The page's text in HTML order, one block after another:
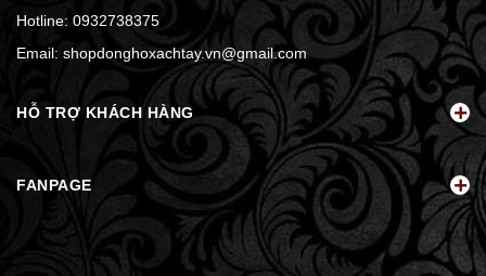
Hotline: 0932738375
Email: shopdonghoxachtay.vn@gmail.com
HỖ TRỢ KHÁCH HÀNG
FANPAGE